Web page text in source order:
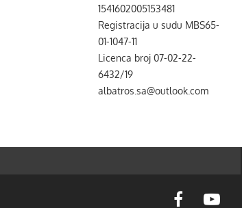
1541602005153481
Registracija u sudu MBS65-
01-1047-11
Licenca broj 07-02-22-
6432/19
albatros.sa@outlook.com